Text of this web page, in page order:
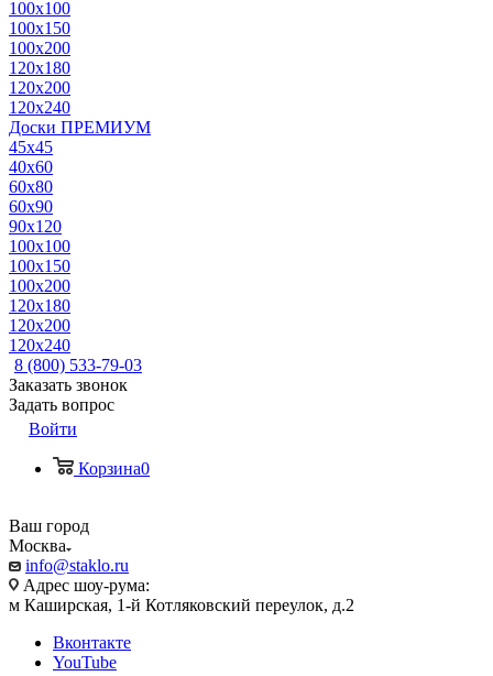
100x100
100x150
100x200
120x180
120x200
120x240
Доски ПРЕМИУМ
45x45
40x60
60x80
60x90
90x120
100x100
100x150
100x200
120x180
120x200
120x240
8 (800) 533-79-03
Заказать звонок
Задать вопрос
Войти
Корзина0
Ваш город
Москва
info@staklo.ru
Адрес шоу-рума:
м Каширская, 1-й Котляковский переулок, д.2
Вконтакте
YouTube